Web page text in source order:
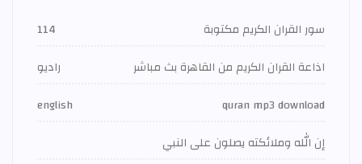
سور القران الكريم مكتوبة
114
اذاعة القران الكريم من القاهرة بث مباشر
راديو
quran mp3 download
english
إن الله وملائكته يصلون على النبي